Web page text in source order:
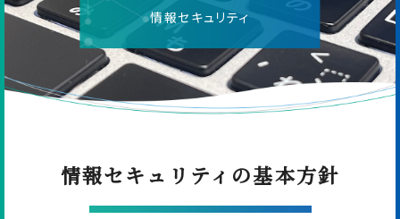
情報セキュリティ
情報セキュリティの基本方針